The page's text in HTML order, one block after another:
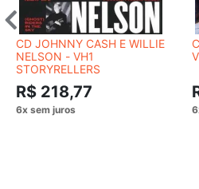
CD JOHNNY CASH E WILLIE
NELSON - VH1
STORYRELLERS
R$ 218,77